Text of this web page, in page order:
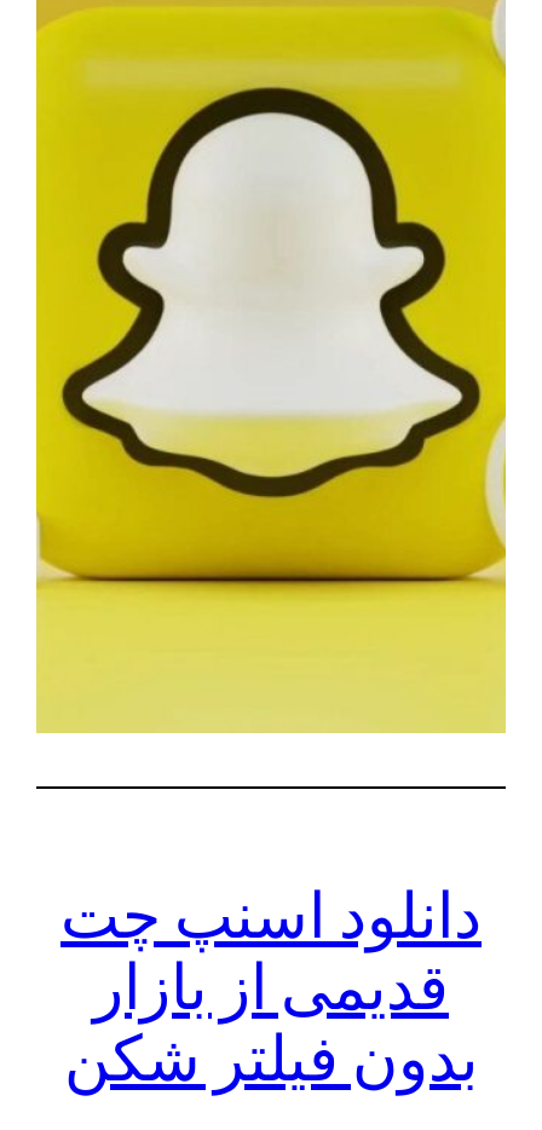
دانلود اسنپ چت
قدیمی از بازار
بدون فیلتر شکن